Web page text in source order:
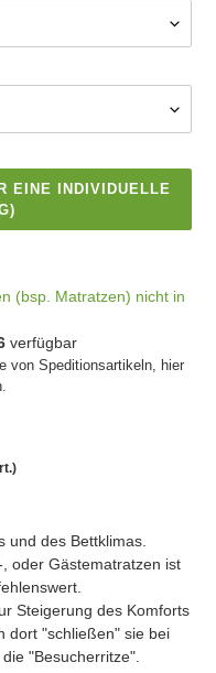
EINE INDIVIDUELLE
(bsp. Matratzen) nicht in
verfügbar
von Speditionsartikeln, hier
und des Bettklimas.
oder Gästematratzen ist
Steigerung des Komforts
dort "schließen" sie bei
"Besucherritze".